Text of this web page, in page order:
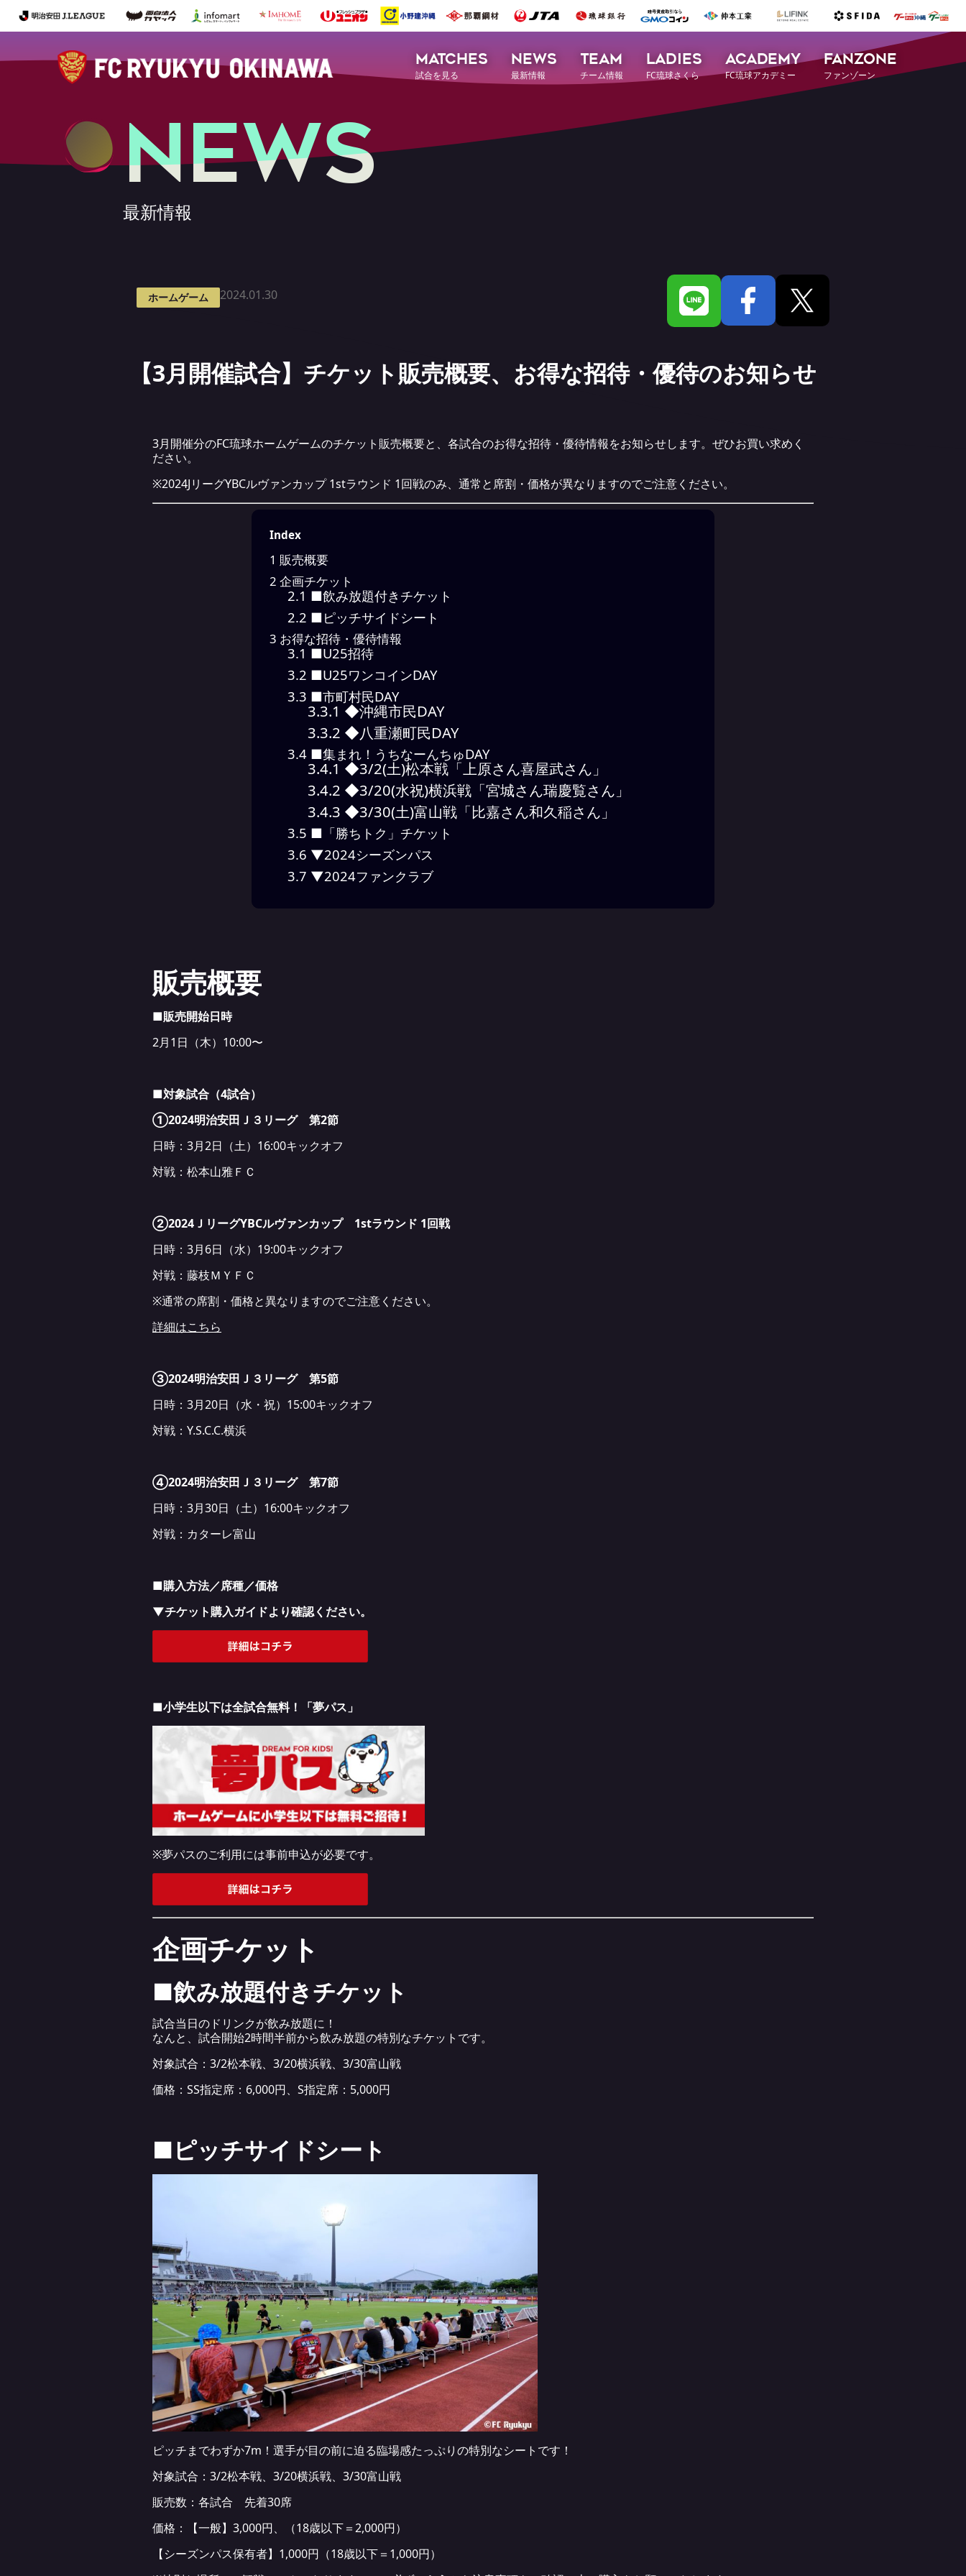
MATCHES
試合を見る
NEWS
最新情報
TEAM
チーム情報
LADIES
FC琉球さくら
ACADEMY
FC琉球アカデミー
FANZONE
ファンゾーン
NEWS
最新情報
ホームゲーム 2024.01.30
【3月開催試合】チケット販売概要、お得な招待・優待のお知らせ
3月開催分のFC琉球ホームゲームのチケット販売概要と、各試合のお得な招待・優待情報をお知らせします。ぜひお買い求めく
ださい。
※2024JリーグYBCルヴァンカップ 1stラウンド 1回戦のみ、通常と席割・価格が異なりますのでご注意ください。
Index
1 販売概要
2 企画チケット
2.1 ■飲み放題付きチケット
2.2 ■ピッチサイドシート
3 お得な招待・優待情報
3.1 ■U25招待
3.2 ■U25ワンコインDAY
3.3 ■市町村民DAY
3.3.1 ◆沖縄市民DAY
3.3.2 ◆八重瀬町民DAY
3.4 ■集まれ！うちなーんちゅDAY
3.4.1 ◆3/2(土)松本戦「上原さん喜屋武さん」
3.4.2 ◆3/20(水祝)横浜戦「宮城さん瑞慶覧さん」
3.4.3 ◆3/30(土)富山戦「比嘉さん和久稲さん」
3.5 ■「勝ちトク」チケット
3.6 ▼2024シーズンパス
3.7 ▼2024ファンクラブ
販売概要
■販売開始日時
2月1日（木）10:00〜
■対象試合（4試合）
①2024明治安田Ｊ３リーグ 第2節
日時：3月2日（土）16:00キックオフ
対戦：松本山雅ＦＣ
②2024ＪリーグYBCルヴァンカップ 1stラウンド 1回戦
日時：3月6日（水）19:00キックオフ
対戦：藤枝ＭＹＦＣ
※通常の席割・価格と異なりますのでご注意ください。
詳細はこちら
③2024明治安田Ｊ３リーグ 第5節
日時：3月20日（水・祝）15:00キックオフ
対戦：Y.S.C.C.横浜
④2024明治安田Ｊ３リーグ 第7節
日時：3月30日（土）16:00キックオフ
対戦：カターレ富山
■購入方法／席種／価格
▼チケット購入ガイドより確認ください。
■小学生以下は全試合無料！「夢パス」
※夢パスのご利用には事前申込が必要です。
企画チケット
■飲み放題付きチケット
試合当日のドリンクが飲み放題に！
なんと、試合開始2時間半前から飲み放題の特別なチケットです。
対象試合：3/2松本戦、3/20横浜戦、3/30富山戦
価格：SS指定席：6,000円、S指定席：5,000円
■ピッチサイドシート
ピッチまでわずか7m！選手が目の前に迫る臨場感たっぷりの特別なシートです！
対象試合：3/2松本戦、3/20横浜戦、3/30富山戦
販売数：各試合 先着30席
価格：【一般】3,000円、（18歳以下＝2,000円）
【シーズンパス保有者】1,000円（18歳以下＝1,000円）